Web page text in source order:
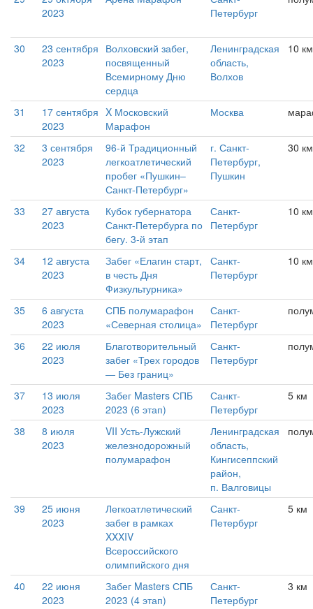
2023
Петербург
30
23 сентября
2023
Волховский забег,
посвященный
Всемирному Дню
сердца
Ленинградская
область,
Волхов
10 км
31
17 сентября
2023
X Московский
Марафон
Москва
32
3 сентября
2023
96-й Традиционный
легкоатлетический
пробег «Пушкин–
Санкт-Петербург»
г. Санкт-
Петербург,
Пушкин
30 км
33
27 августа
2023
Кубок губернатора
Санкт-Петербурга по
бегу. 3-й этап
Санкт-
Петербург
10 км
34
12 августа
2023
Забег «Елагин старт,
в честь Дня
Физкультурника»
Санкт-
Петербург
10 км
35
6 августа
2023
СПБ полумарафон
«Северная столица»
Санкт-
Петербург
36
22 июля
2023
Благотворительный
забег «Трех городов
— Без границ»
Санкт-
Петербург
37
13 июля
2023
Забег Masters СПБ
2023 (6 этап)
Санкт-
Петербург
5 км
38
8 июля
2023
VII Усть-Лужский
железнодорожный
полумарафон
Ленинградская
область,
Кингисеппский
район,
п. Валговицы
39
25 июня
2023
Легкоатлетический
забег в рамках
XXXIV
Всероссийского
олимпийского дня
Санкт-
Петербург
5 км
40
22 июня
2023
Забег Masters СПБ
2023 (4 этап)
Санкт-
Петербург
3 км